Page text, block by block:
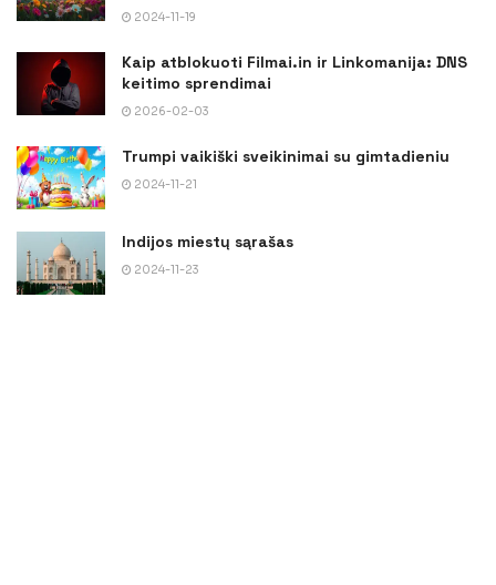
2024-11-19
Kaip atblokuoti Filmai.in ir Linkomanija: DNS
keitimo sprendimai
2026-02-03
Trumpi vaikiški sveikinimai su gimtadieniu
2024-11-21
Indijos miestų sąrašas
2024-11-23